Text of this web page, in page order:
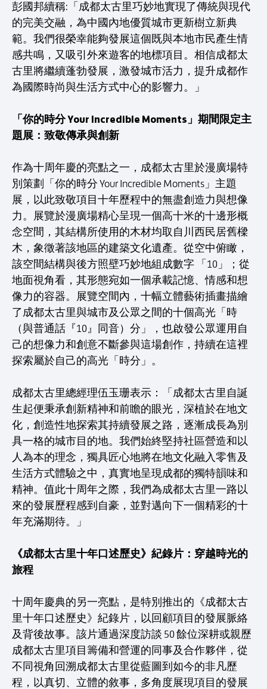
彭國邦續稱:「成都太古里巧妙地實現了傳統與現代
的完美交融，為中國內地優質城市更新樹立新典
範。我們很榮幸能夠發展這個既與本地市民產生情
感共鳴，又吸引外來遊客的地標項目。相信成都太
古里將繼續蓬勃發展，激發城市活力，提升成都作
為國際時尚與生活方式中心的影響力。」
「你的時分 Your Incredible Moments」期間限定主
題展：致敬傳承與創新
作為十周年慶的亮點之一，成都太古里於漫廣場特
別策劃「你的時分 Your Incredible Moments」主題
展，以此致敬項目十年歷程中的無盡創造力與想像
力。展覽於漫廣場精心呈現一個高十米的十邊形概
念空間，其結構所使用的木材均取自川西民居舊樑
木，象徵著該地區的建築文化遺產。從空中俯瞰，
該空間結構與後方照壁巧妙地組成數字 「10」；從
地面視角看，其形態宛如一個承載記憶、情感和想
像力的容器。展覽空間內，十幅立體藝術插畫描繪
了成都太古里與城市及公眾之間的十個高光「時
（與普通話『10』同音）分」，也啟發公眾運用自
己的想像力和創意不斷參與這場創作，持續在這裡
探索屬於自己的高光「時分」。
成都太古里總經理伍玉珊表示：「成都太古里自誕
生起便秉承創新精神和前瞻的眼光，深植於在地文
化，創造性地探索其持續發展之路，逐漸成長為別
具一格的城市目的地。我們始終堅持社區營造和以
人為本的理念，獨具匠心地將在地文化融入零售及
生活方式體驗之中，真實地呈現成都的獨特韻味和
精神。值此十周年之際，我們為成都太古里一路以
來的發展歷程感到自豪，並對邁向下一個精彩的十
年充滿期待。」
《成都太古里十年口述歷史》紀錄片：穿越時光的
旅程
十周年慶典的另一亮點，是特別推出的《成都太古
里十年口述歷史》紀錄片，以回顧項目的發展脈絡
及背後故事。該片通過深度訪談 50 餘位深耕或親歷
成都太古里項目籌備和營運的同事及合作夥伴，從
不同視角回溯成都太古里從藍圖到如今的非凡歷
程，以真切、立體的敘事，多角度展現項目的發展